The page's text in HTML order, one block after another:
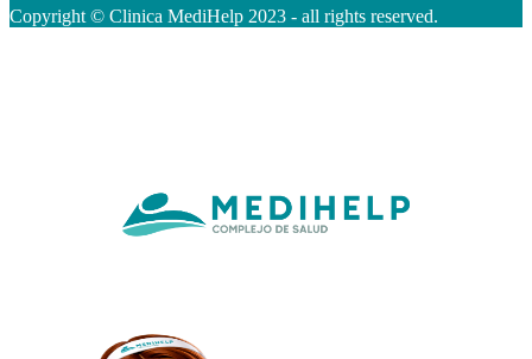
Copyright © Clinica MediHelp 2023 - all rights reserved.